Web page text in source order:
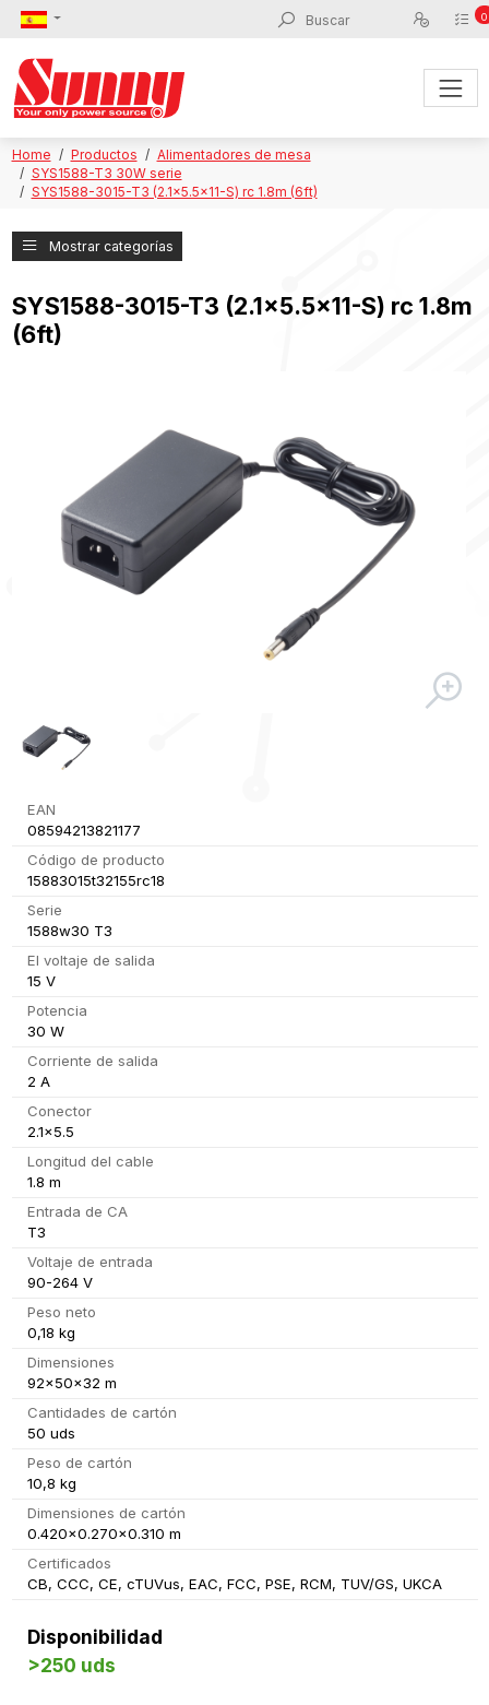
0
Home Productos
Alimentadores de mesa
SYS1588-T3 30W serie
SYS1588-3015-T3 (2.1x5.5x11-S) rc 1.8m (6ft)
Mostrar categorías
SYS1588-3015-T3 (2.1x5.5x11-S) rc 1.8m
(6ft)
EAN
08594213821177
Código de producto
15883015t32155rc18
Serie
1588w30 T3
El voltaje de salida
15 V
Potencia
30 W
Corriente de salida
2 A
Conector
2.1x5.5
Longitud del cable
1.8 m
Entrada de CA
T3
Voltaje de entrada
90-264 V
Peso neto
0,18 kg
Dimensiones
92x50x32 m
Cantidades de cartón
50 uds
Peso de cartón
10,8 kg
Dimensiones de cartón
0.420x0.270x0.310 m
Certificados
CB, CCC, CE, cTUVus, EAC, FCC, PSE, RCM, TUV/GS, UKCA
Disponibilidad
>250 uds